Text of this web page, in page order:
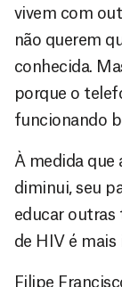
vivem com
não querem
conhecida.
porque o
funcionando
À medida
diminui, seu
educar outras
de HIV é
Filipe